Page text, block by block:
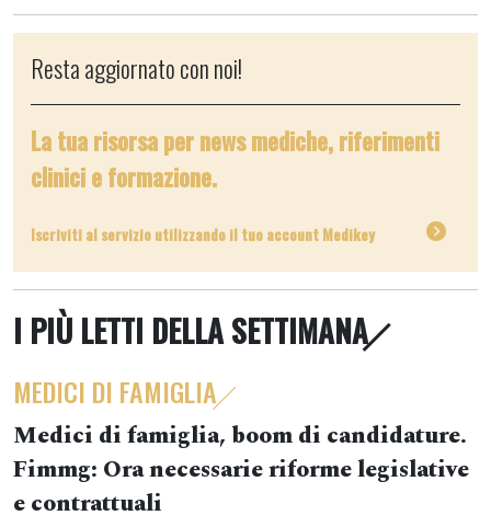
Resta aggiornato con noi!
La tua risorsa per news mediche, riferimenti
clinici e formazione.
Iscriviti al servizio utilizzando il tuo account Medikey
I PIÙ LETTI DELLA SETTIMANA
MEDICI DI FAMIGLIA
Medici di famiglia, boom di candidature.
Fimmg: Ora necessarie riforme legislative
e contrattuali